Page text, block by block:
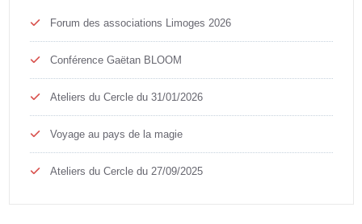
Forum des associations Limoges 2026
Conférence Gaëtan BLOOM
Ateliers du Cercle du 31/01/2026
Voyage au pays de la magie
Ateliers du Cercle du 27/09/2025